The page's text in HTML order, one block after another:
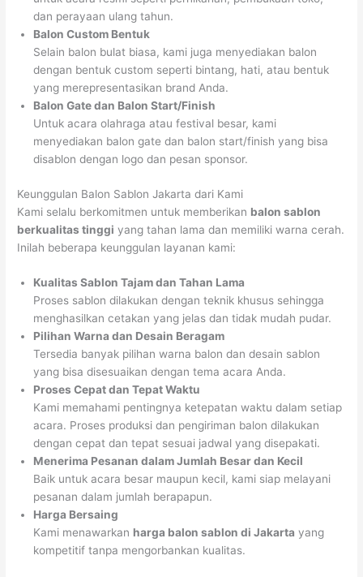
dan perayaan ulang tahun.
Balon Custom Bentuk
Selain balon bulat biasa, kami juga menyediakan balon
dengan bentuk custom seperti bintang, hati, atau bentuk
yang merepresentasikan brand Anda.
Balon Gate dan Balon Start/Finish
Untuk acara olahraga atau festival besar, kami
menyediakan balon gate dan balon start/finish yang bisa
disablon dengan logo dan pesan sponsor.
Keunggulan Balon Sablon Jakarta dari Kami
Kami selalu berkomitmen untuk memberikan balon sablon
berkualitas tinggi yang tahan lama dan memiliki warna cerah.
Inilah beberapa keunggulan layanan kami:
Kualitas Sablon Tajam dan Tahan Lama
Proses sablon dilakukan dengan teknik khusus sehingga
menghasilkan cetakan yang jelas dan tidak mudah pudar.
Pilihan Warna dan Desain Beragam
Tersedia banyak pilihan warna balon dan desain sablon
yang bisa disesuaikan dengan tema acara Anda.
Proses Cepat dan Tepat Waktu
Kami memahami pentingnya ketepatan waktu dalam setiap
acara. Proses produksi dan pengiriman balon dilakukan
dengan cepat dan tepat sesuai jadwal yang disepakati.
Menerima Pesanan dalam Jumlah Besar dan Kecil
Baik untuk acara besar maupun kecil, kami siap melayani
pesanan dalam jumlah berapapun.
Harga Bersaing
Kami menawarkan harga balon sablon di Jakarta yang
kompetitif tanpa mengorbankan kualitas.